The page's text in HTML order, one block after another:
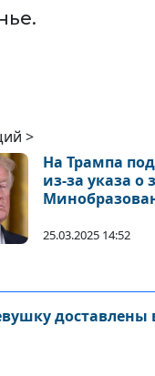
>
На Трампа
из-за указа о
25.03.2025 14:52